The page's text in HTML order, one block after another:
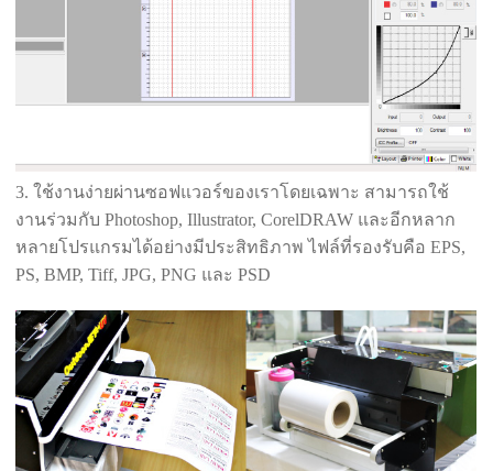
3. ใช้งานง่ายผ่านซอฟแวอร์ของเราโดยเฉพาะ สามารถใช้
งานร่วมกับ Photoshop, Illustrator, CorelDRAW และอีกหลาก
หลายโปรแกรมได้อย่างมีประสิทธิภาพ ไฟล์ที่รองรับคือ EPS,
PS, BMP, Tiff, JPG, PNG และ PSD